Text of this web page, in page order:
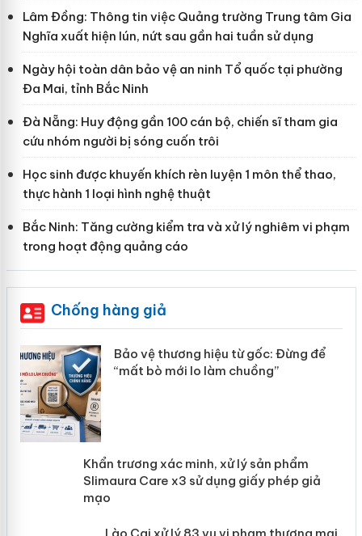
Lâm Đồng: Thông tin việc Quảng trường Trung tâm Gia
Nghĩa xuất hiện lún, nứt sau gần hai tuần sử dụng
Ngày hội toàn dân bảo vệ an ninh Tổ quốc tại phường
Đa Mai, tỉnh Bắc Ninh
Đà Nẵng: Huy động gần 100 cán bộ, chiến sĩ tham gia
cứu nhóm người bị sóng cuốn trôi
Học sinh được khuyến khích rèn luyện 1 môn thể thao,
thực hành 1 loại hình nghệ thuật
Bắc Ninh: Tăng cường kiểm tra và xử lý nghiêm vi phạm
trong hoạt động quảng cáo
Chống hàng giả
Bảo vệ thương hiệu từ gốc: Đừng để
“mất bò mới lo làm chuồng”
Khẩn trương xác minh, xử lý sản phẩm
Slimaura Care x3 sử dụng giấy phép